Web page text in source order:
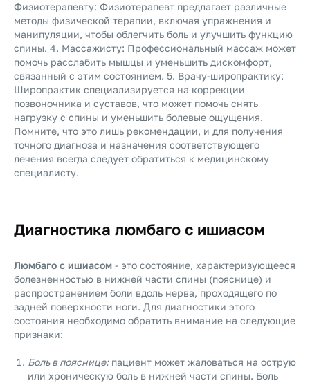
Физиотерапевту: Физиотерапевт предлагает различные
методы физической терапии, включая упражнения и
манипуляции, чтобы облегчить боль и улучшить функцию
спины. 4. Массажисту: Профессиональный массаж может
помочь расслабить мышцы и уменьшить дискомфорт,
связанный с этим состоянием. 5. Врачу-широпрактику:
Широпрактик специализируется на коррекции
позвоночника и суставов, что может помочь снять
нагрузку с спины и уменьшить болевые ощущения.
Помните, что это лишь рекомендации, и для получения
точного диагноза и назначения соответствующего
лечения всегда следует обратиться к медицинскому
специалисту.
Диагностика люмбаго с ишиасом
Люмбаго с ишиасом - это состояние, характеризующееся
болезненностью в нижней части спины (пояснице) и
распространением боли вдоль нерва, проходящего по
задней поверхности ноги. Для диагностики этого
состояния необходимо обратить внимание на следующие
признаки:
Боль в пояснице:пациент может жаловаться на острую
или хроническую боль в нижней части спины. Боль